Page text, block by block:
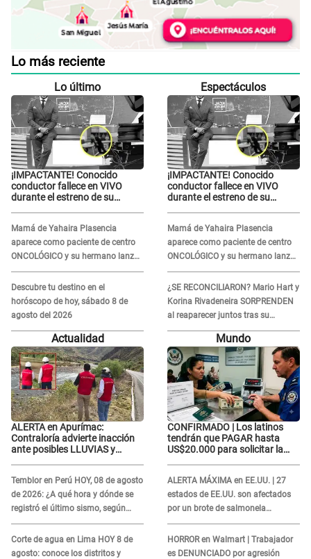
Lo más reciente
Lo último
¡IMPACTANTE! Conocido
conductor fallece en VIVO
durante el estreno de su
Mamá de Yahaira Plasencia
aparece como paciente de centro
ONCOLÓGICO y su hermano lanza
DESGARRADOR mensaje: "Hoy fue
la última..."
Descubre tu destino en el
horóscopo de hoy, sábado 8 de
agosto del 2026
Espectáculos
¡IMPACTANTE! Conocido
conductor fallece en VIVO
durante el estreno de su
Mamá de Yahaira Plasencia
aparece como paciente de centro
ONCOLÓGICO y su hermano lanza
DESGARRADOR mensaje: "Hoy fue
la última..."
¿SE RECONCILIARON? Mario Hart y
Korina Rivadeneira SORPRENDEN
al reaparecer juntos tras su
DOLOROSA separación: “Que
Actualidad
ALERTA en Apurímac:
Contraloría advierte inacción
ante posibles LLUVIAS y
Temblor en Perú HOY, 08 de agosto
de 2026: ¿A qué hora y dónde se
registró el último sismo, según
IGP?
Corte de agua en Lima HOY 8 de
agosto: conoce los distritos y
Mundo
CONFIRMADO | Los latinos
tendrán que PAGAR hasta
US$20.000 para solicitar la
ALERTA MÁXIMA en EE.UU. | 27
estados de EE.UU. son afectados
por un brote de salmonela
relacionado a un producto MUY
UTILIZADO
HORROR en Walmart | Trabajador
es DENUNCIADO por agresión